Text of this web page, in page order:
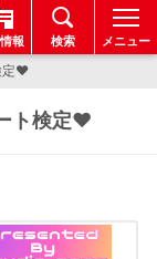
報 検索 メニュー
定❤
ト検定❤